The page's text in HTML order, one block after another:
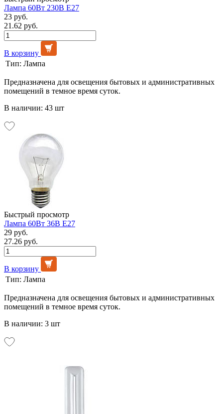
Лампа 60Вт 230В Е27
23 руб.
21.62 руб.
В корзину
Тип: Лампа
Предназначена для освещения бытовых и административных
помещений в темное время суток.
В наличии: 43 шт
Быстрый просмотр
Лампа 60Вт 36В Е27
29 руб.
27.26 руб.
В корзину
Тип: Лампа
Предназначена для освещения бытовых и административных
помещений в темное время суток.
В наличии: 3 шт